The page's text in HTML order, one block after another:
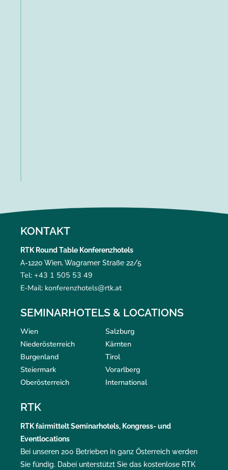
KONTAKT
RTK Round Table Konferenzhotels
A-1220 Wien, Wagramer Straße 22/5
Tel: +43 1 505 53 49
E-Mail: konferenzhotels@rtk.at
SEMINARHOTELS & LOCATIONS
Wien
Niederösterreich
Burgenland
Steiermark
Oberösterreich
Salzburg
Kärnten
Tirol
Vorarlberg
International
RTK
RTKfairmitteltSeminarhotels, Kongress- und
Eventlocations
Bei unseren 200 Betrieben in ganz Österreich werden
Sie fündig. Dabei unterstützt Sie das kostenlose RTK